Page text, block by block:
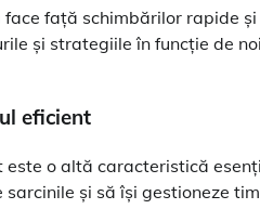
față schimbărilor rapide
și strategiile în funcție de
eficient
o altă caracteristică
și să își gestioneze